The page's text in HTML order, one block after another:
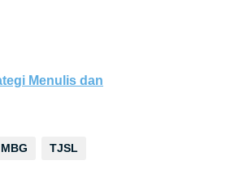
Menulis dan
MBG TJSL